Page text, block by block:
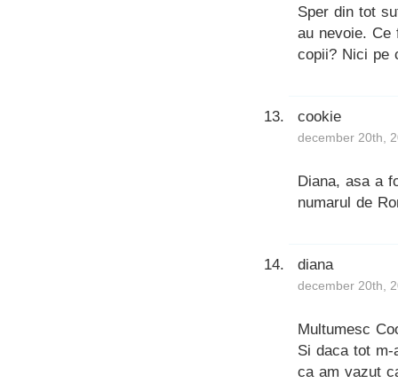
Sper din tot
au nevoie. Ce
copii? Nici pe
cookie
december 20th,
Diana, asa a
numarul de
diana
december 20th,
Multumesc
Si daca tot m-
ca am vazut